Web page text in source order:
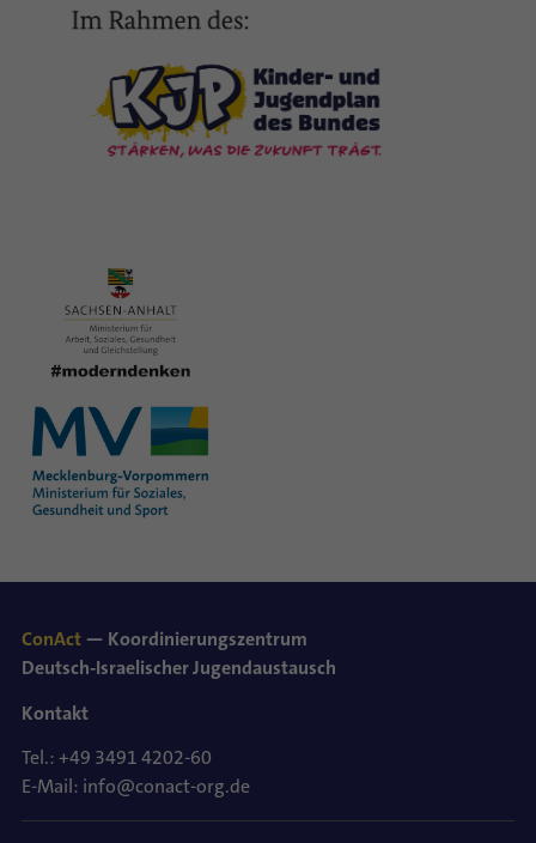
ConAct — Koordinierungszentrum
Deutsch-Israelischer Jugendaustausch
Kontakt
Tel.: +49 3491 4202-60
E-Mail: info@conact-org.de